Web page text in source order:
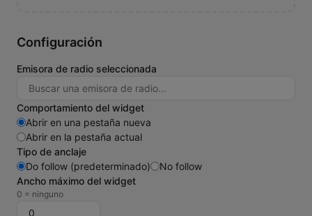
Configuración
Emisora de radio seleccionada
Comportamiento del widget
Abrir en una pestaña nueva
Abrir en la pestaña actual
Tipo de anclaje
Do follow (predeterminado)
No follow
Ancho máximo del widget
0 = ninguno